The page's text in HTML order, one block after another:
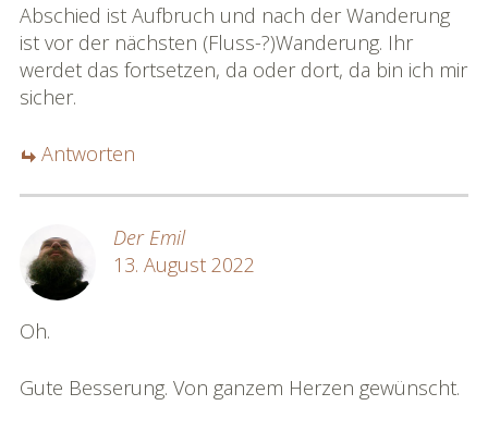
Abschied ist Aufbruch und nach der Wanderung
ist vor der nächsten (Fluss-?)Wanderung. Ihr
werdet das fortsetzen, da oder dort, da bin ich mir
sicher.
Antworten
Der Emil
13. August 2022
Oh.
Gute Besserung. Von ganzem Herzen gewünscht.